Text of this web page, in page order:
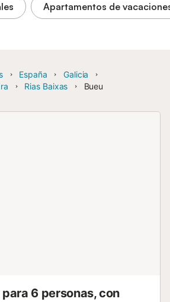
Apartamentos de
España
Galicia
Rias Baixas Bueu
6 personas, con